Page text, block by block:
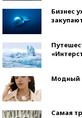
Бизнес
Модный
Самая